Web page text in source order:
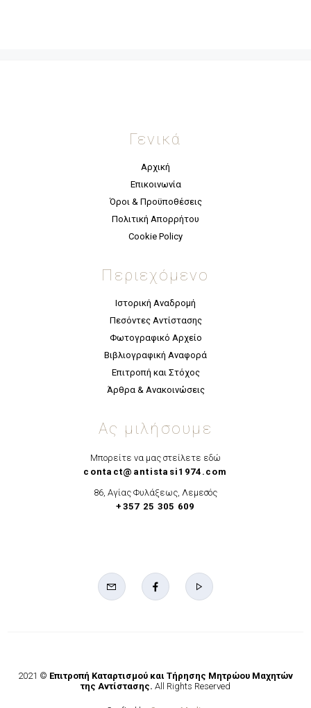
Γενικά
Αρχική
Επικοινωνία
Όροι & Προϋποθέσεις
Πολιτική Απορρήτου
Cookie Policy
Περιεχόμενο
Ιστορική Αναδρομή
Πεσόντες Αντίστασης
Φωτογραφικό Αρχείο
Βιβλιογραφική Αναφορά
Επιτροπή και Στόχος
Άρθρα & Ανακοινώσεις
Ας μιλήσουμε
Μπορείτε να μας στείλετε εδώ
contact@antistasi1974.com
86, Αγίας Φυλάξεως, Λεμεσός
+357 25 305 609
2021 © Επιτροπή Καταρτισμού και Τήρησης Μητρώου Μαχητών
της Αντίστασης. All Rights Reserved